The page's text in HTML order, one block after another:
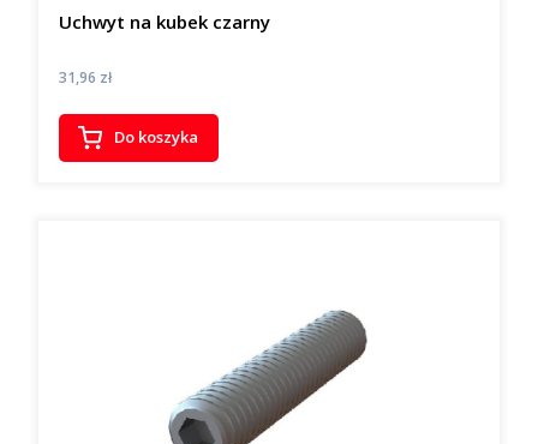
Uchwyt na kubek czarny
Cena
31,96 zł
Do koszyka